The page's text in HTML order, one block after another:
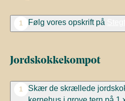
1 Følg vores opskrift på
Jordskokkekompot
1
Skær de skrællede